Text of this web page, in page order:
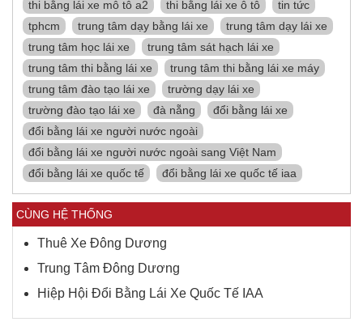
thi bằng lái xe mô tô a2
thi bằng lái xe ô tô
tin tức
tphcm
trung tâm dạy bằng lái xe
trung tâm dạy lái xe
trung tâm học lái xe
trung tâm sát hạch lái xe
trung tâm thi bằng lái xe
trung tâm thi bằng lái xe máy
trung tâm đào tạo lái xe
trường dạy lái xe
trường đào tạo lái xe
đà nẵng
đổi bằng lái xe
đổi bằng lái xe người nước ngoài
đổi bằng lái xe người nước ngoài sang Việt Nam
đổi bằng lái xe quốc tế
đổi bằng lái xe quốc tế iaa
CÙNG HỆ THỐNG
Thuê Xe Đông Dương
Trung Tâm Đông Dương
Hiệp Hội Đổi Bằng Lái Xe Quốc Tế IAA